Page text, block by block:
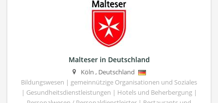
Malteser in Deutschland
Köln , Deutschland
Bildungswesen | gemeinnützige Organisationen und Soziales
| Gesundheitsdienstleistungen | Hotels und Beherbergung |